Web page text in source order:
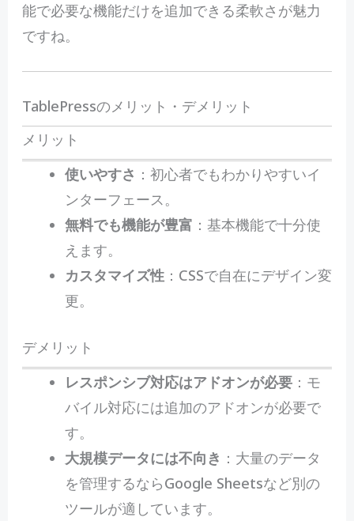
能で必要な機能だけを追加できる柔軟さが魅力
ですね。
TablePressのメリット・デメリット
メリット
使いやすさ ：初心者でもわかりやすいイ
ンターフェース。
無料でも機能が豊富 ：基本機能で十分使
えます。
カスタマイズ性：CSSで自在にデザイン変
更。
デメリット
レスポンシブ対応はアドオンが必要：モ
バイル対応には追加のアドオンが必要で
す。
大規模データには不向き ：大量のデータ
を管理するならGoogle Sheetsなど別の
ツールが適しています。